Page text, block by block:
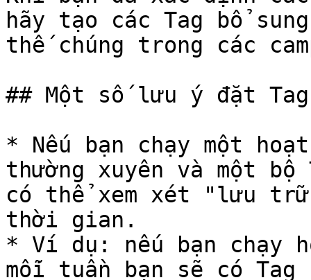
hãy tạo các Tag bổ
thế chúng trong các
## Một số lưu ý đặt
* Nếu bạn chạy một
thường xuyên và một
có thể xem xét "lưu
thời gian.
* Ví dụ: nếu bạn chạy
mỗi tuần bạn sẽ có Tag